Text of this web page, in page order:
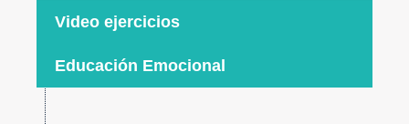
Video ejercicios
Educación Emocional